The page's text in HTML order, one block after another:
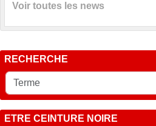
Voir toutes les news
RECHERCHE
ETRE CEINTURE NOIRE